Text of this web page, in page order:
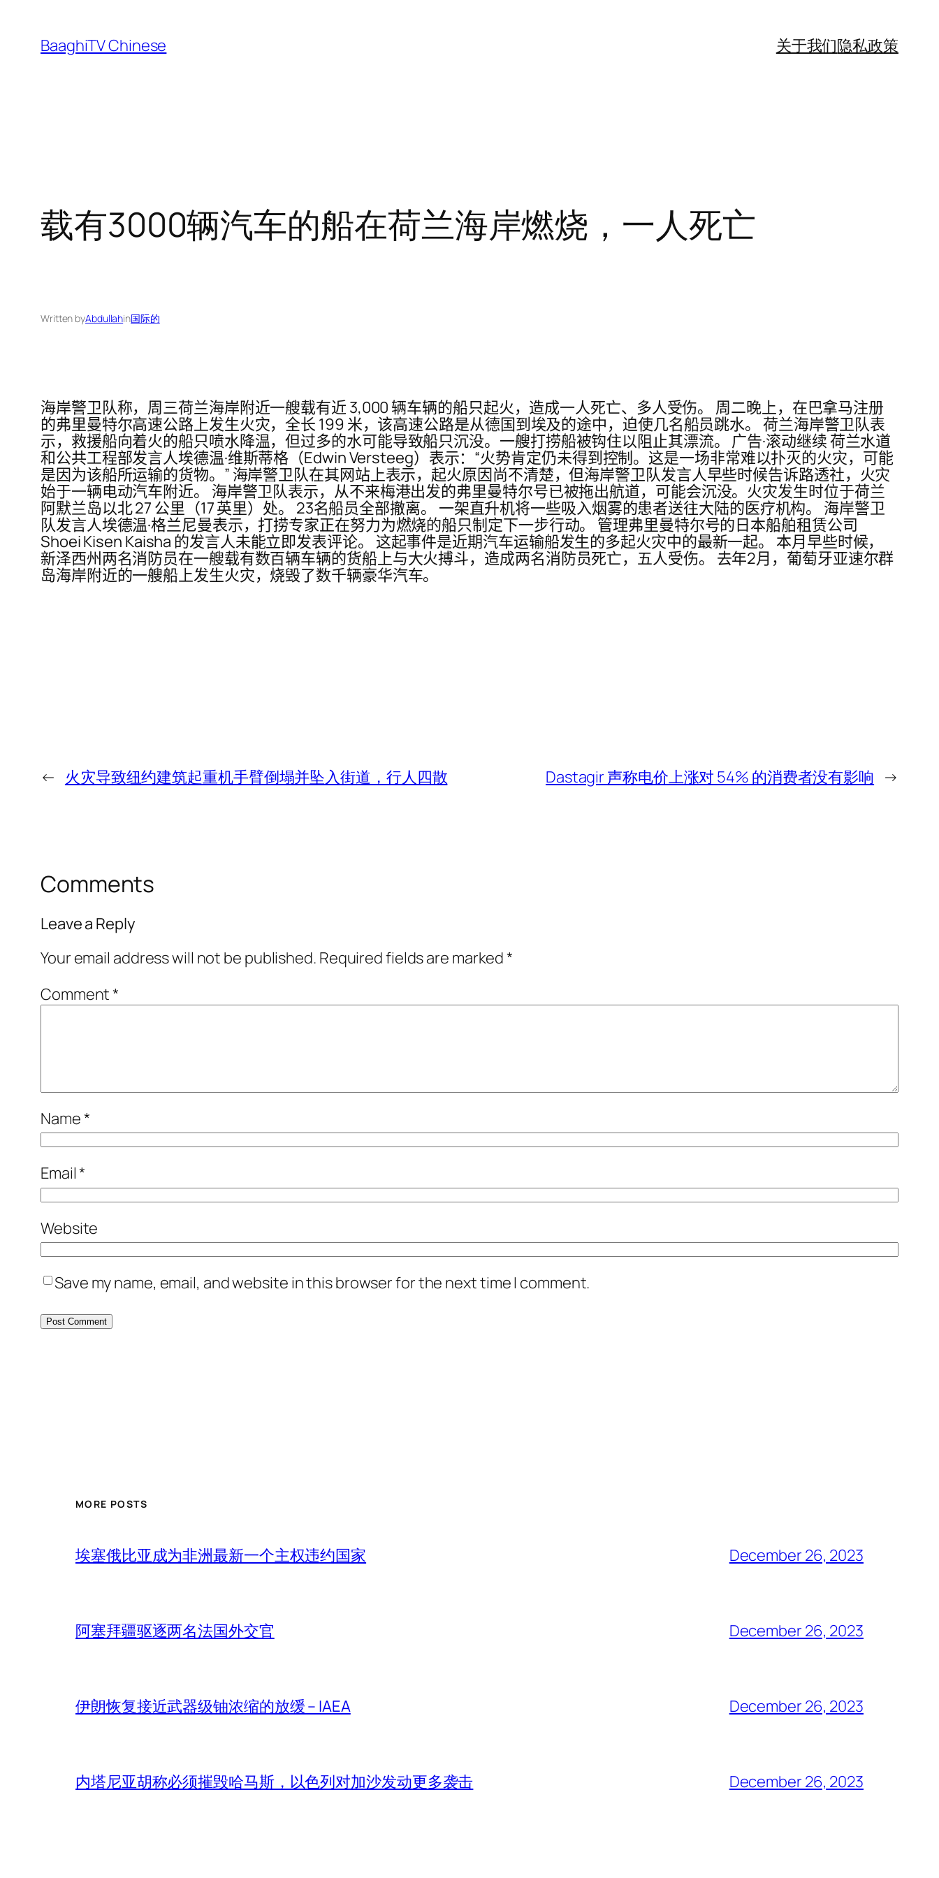
content
BaaghiTV Chinese 关于我们隐私政策
载有3000辆汽车的船在荷兰海岸燃烧，一人死亡
Written byAbdullahin国际的
海岸警卫队称，周三荷兰海岸附近一艘载有近 3,000 辆车辆的船只起火，造成一人死亡、多人受伤。 周二晚上，在巴拿马注册
的弗里曼特尔高速公路上发生火灾，全长 199 米，该高速公路是从德国到埃及的途中，迫使几名船员跳水。 荷兰海岸警卫队表
示，救援船向着火的船只喷水降温，但过多的水可能导致船只沉没。一艘打捞船被钩住以阻止其漂流。 广告·滚动继续 荷兰水道
和公共工程部发言人埃德温·维斯蒂格（Edwin Versteeg）表示：“火势肯定仍未得到控制。这是一场非常难以扑灭的火灾，可能
是因为该船所运输的货物。” 海岸警卫队在其网站上表示，起火原因尚不清楚，但海岸警卫队发言人早些时候告诉路透社，火灾
始于一辆电动汽车附近。 海岸警卫队表示，从不来梅港出发的弗里曼特尔号已被拖出航道，可能会沉没。火灾发生时位于荷兰
阿默兰岛以北 27 公里（17 英里）处。 23名船员全部撤离。 一架直升机将一些吸入烟雾的患者送往大陆的医疗机构。 海岸警卫
队发言人埃德温·格兰尼曼表示，打捞专家正在努力为燃烧的船只制定下一步行动。 管理弗里曼特尔号的日本船舶租赁公司
Shoei Kisen Kaisha 的发言人未能立即发表评论。 这起事件是近期汽车运输船发生的多起火灾中的最新一起。 本月早些时候，
新泽西州两名消防员在一艘载有数百辆车辆的货船上与大火搏斗，造成两名消防员死亡，五人受伤。 去年2月，葡萄牙亚速尔群
岛海岸附近的一艘船上发生火灾，烧毁了数千辆豪华汽车。
← 火灾导致纽约建筑起重机手臂倒塌并坠入街道，行人四散 Dastagir 声称电价上涨对 54% 的消费者没有影响 →
Comments
Leave a Reply
Your email address will not be published. Required fields are marked*
Comment*
Name*
Email*
Website
Save my name, email, and website in this browser for the next time I comment.
MORE POSTS
埃塞俄比亚成为非洲最新一个主权违约国家 December 26, 2023
阿塞拜疆驱逐两名法国外交官 December 26, 2023
伊朗恢复接近武器级铀浓缩的放缓 – IAEA December 26, 2023
内塔尼亚胡称必须摧毁哈马斯，以色列对加沙发动更多袭击 December 26, 2023